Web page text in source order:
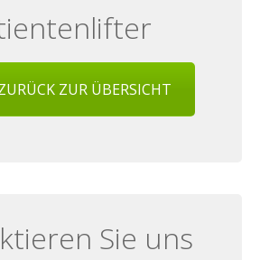
ZUR ÜBERSICHT
Sie uns